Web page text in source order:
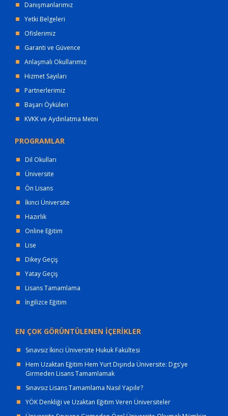
Danışmanlarımız
Yetki Belgeleri
Ofislerimiz
Garanti ve Güvence
Anlaşmalı Okullarımız
Hizmet Sayıları
Partnerlerimiz
Başarı Öyküleri
KVKK ve Aydınlatma Metni
PROGRAMLAR
Dil Okulları
Üniversite
Ön Lisans
İkinci Üniversite
Hazırlık
Online Eğitim
Lise
Dikey Geçiş
Yatay Geçiş
Lisans Tamamlama
İngilizce Eğitim
EN ÇOK GÖRÜNTÜLENEN İÇERİKLER
Sınavsız İkinci Üniversite Hukuk Fakültesi
Hem Uzaktan Eğitim Hem Yurt Dışında Üniversite: Dgs'ye
Girmeden Lisans Tamamlamak
Sınavsız Lisans Tamamlama Nasıl Yapılır?
YÖK Denkliği ve Uzaktan Eğitim Veren Üniversiteler